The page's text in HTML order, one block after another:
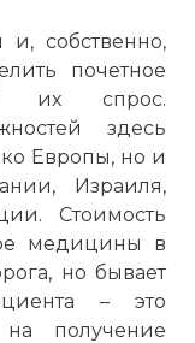
собственно,
почетное
их спрос.
здесь
Европы, но и
Израиля,
Стоимость
медицины в
но бывает
– это
на получение